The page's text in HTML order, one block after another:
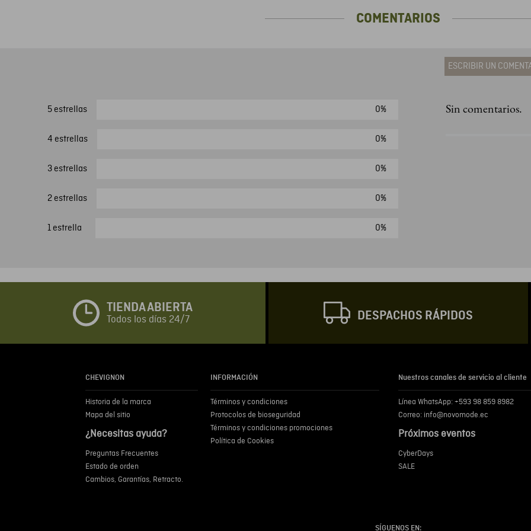
COMENTARIOS
5 estrellas 0%
4 estrellas 0%
3 estrellas 0%
2 estrellas 0%
1 estrella 0%
ESCRIBIR UN
Agregar
Escribir comentario
Sin comentarios.
TIENDA ABIERTA
Todos los días 24/7 DESPACHOS RÁPIDOS
CHEVIGNON
Historia de la marca
Mapa del sitio
¿Necesitas ayuda?
Preguntas Frecuentes
Estado de orden
Cambios, Garantías, Retracto.
INFORMACIÓN
Términos y condiciones
Protocolos de bioseguridad
Términos y condiciones promociones
Política de Cookies
Nuestros canales de servicio al cliente
Línea WhatsApp: +593 98 859 8982
Correo: info@novomode.ec
Próximos eventos
CyberDays
SALE
SÍGUENOS EN: